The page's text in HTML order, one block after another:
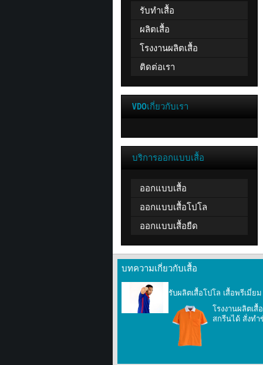
รับทำเสื้อ
ผลิตเสื้อ
โรงงานผลิตเสื้อ
ติดต่อเรา
VDOเกี่ยวกับเรา
บริการออกแบบเสื้อ
ออกแบบเสื้อ
ออกแบบเสื้อโปโล
ออกแบบเสื้อยืด
บทความเกี่ยวกับเสื้อ
รับผลิตเสื้อโปโล เสื้อพรีเมี่
โรงงานผลิตเสื้
สกรีนได้ สั่งท